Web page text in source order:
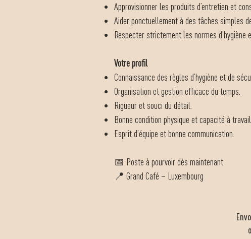
Approvisionner les produits d’entretien et
Aider ponctuellement à des tâches simples
Respecter strictement les normes d’hygiène
Votre profil
Connaissance des règles d’hygiène et de
Organisation et gestion efficace du temps.
Rigueur et souci du détail.
Bonne condition physique et capacité à
Esprit d’équipe et bonne communication.
📅 Poste à pourvoir dès maintenant
📍 Grand Café – Luxembourg